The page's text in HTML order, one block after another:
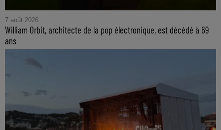
7 août 2026
William Orbit, architecte de la pop électronique, est décédé à 69
ans